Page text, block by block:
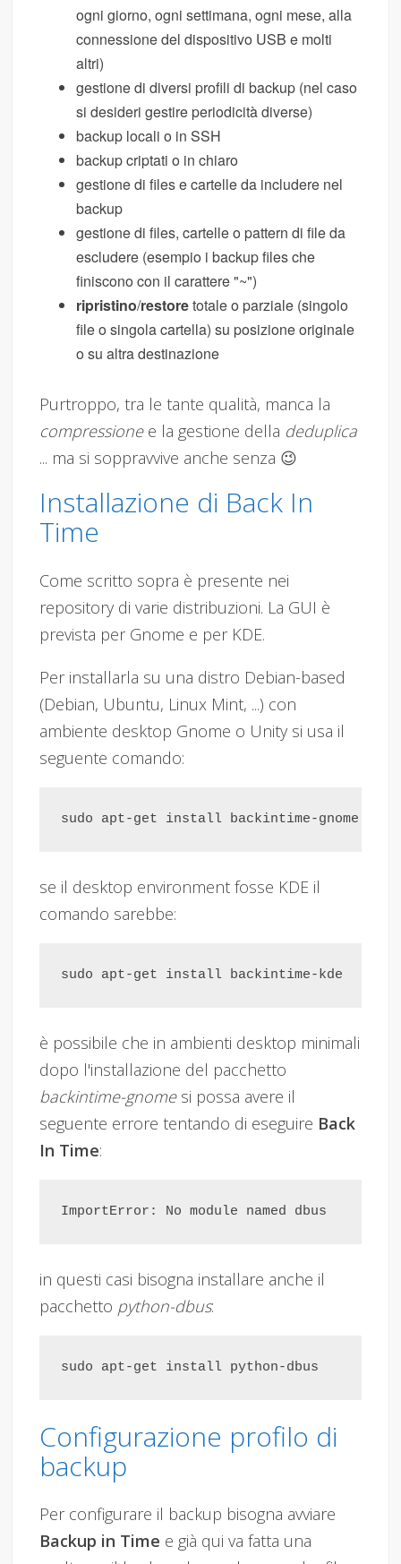
ogni giorno, ogni settimana, ogni mese, alla
connessione del dispositivo USB e molti
altri)
gestione di diversi profili di backup (nel caso
si desideri gestire periodicità diverse)
backup locali o in SSH
backup criptati o in chiaro
gestione di files e cartelle da includere nel
backup
gestione di files, cartelle o pattern di file da
escludere (esempio i backup files che
finiscono con il carattere "~")
ripristino/restoretotale o parziale (singolo
file o singola cartella) su posizione originale
o su altra destinazione
Purtroppo, tra le tante qualità, manca la
compressionee la gestione della deduplica
... ma si soppravvive anche senza 😉
Installazione di Back In
Time
Come scritto sopra è presente nei
repository di varie distribuzioni. La GUI è
prevista per Gnome e per KDE.
Per installarla su una distro Debian-based
(Debian, Ubuntu, Linux Mint, ...) con
ambiente desktop Gnome o Unity si usa il
seguente comando:
se il desktop environment fosse KDE il
comando sarebbe:
è possibile che in ambienti desktop minimali
dopo l'installazione del pacchetto
backintime-gnomesi possa avere il
seguente errore tentando di eseguire Back
In Time:
in questi casi bisogna installare anche il
pacchetto python-dbus:
Configurazione profilo di
backup
Per configurare il backup bisogna avviare
Backup in Time e già qui va fatta una